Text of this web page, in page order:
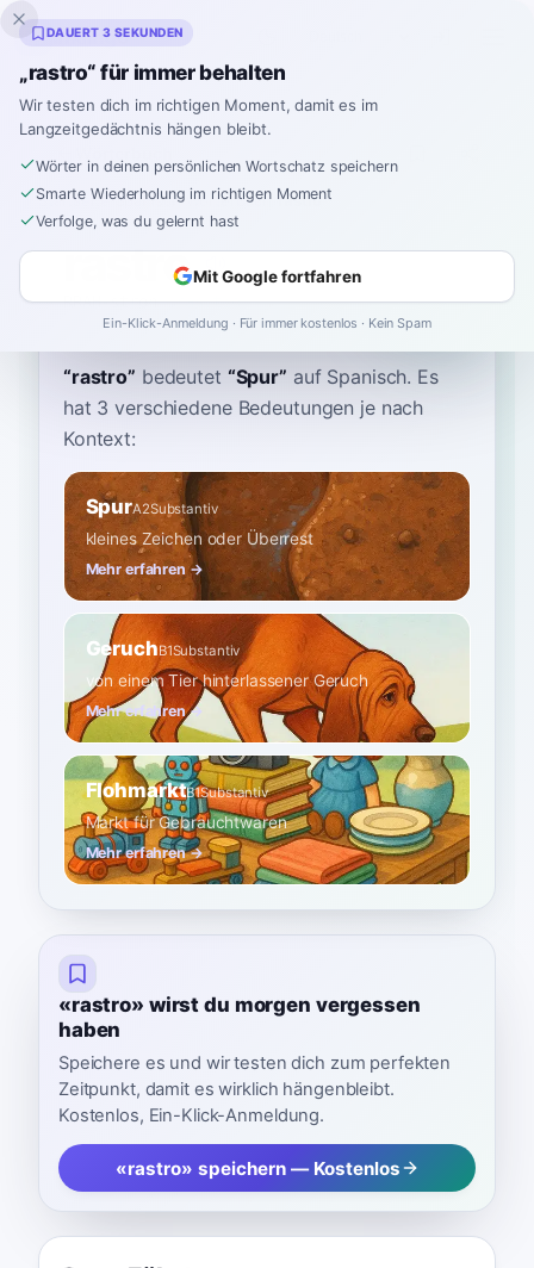
Inklingo
Startseite›Spanisch› Wörterbuch ›rastro
rastro
RRAH-stroh ˈras.tɾo
“rastro” bedeutet “Spur” auf Spanisch. Es
hat 3 verschiedene Bedeutungen je nach
Kontext:
SpurA2Substantiv
kleines Zeichen oder Überrest
Mehr erfahren →
GeruchB1Substantiv
von einem Tier hinterlassener Geruch
Mehr erfahren →
FlohmarktB1Substantiv
Markt für Gebrauchtwaren
Mehr erfahren →
«rastro» wirst du morgen vergessen
haben
Speichere es und wir testen dich zum perfekten
Zeitpunkt, damit es wirklich hängenbleibt.
Kostenlos, Ein-Klick-Anmeldung.
«rastro» speichern — Kostenlos
DAUERT 3 SEKUNDEN
„rastro“ für immer behalten
Wir testen dich im richtigen Moment, damit es im
Langzeitgedächtnis hängen bleibt.
Wörter in deinen persönlichen Wortschatz speichern
Smarte Wiederholung im richtigen Moment
Verfolge, was du gelernt hast
Mit Google fortfahren
Ein-Klick-Anmeldung · Für immer kostenlos · Kein Spam